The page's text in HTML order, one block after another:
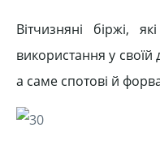
Вітчизняні біржі,
використання у своїй
а саме спотові й